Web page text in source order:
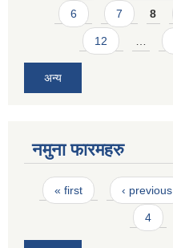
6 7 8
12
अन्य
नमुना फारमहरु
Pages
« first ‹ previous
4